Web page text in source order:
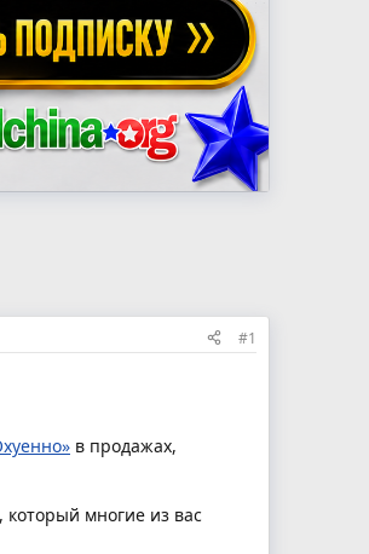
#1
в продажах,
многие из вас